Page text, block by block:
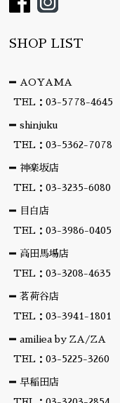
SHOP LIST
AOYAMA
TEL：03-5778-4645
shinjuku
TEL：03-5362-7078
神楽坂店
TEL：03-3235-6080
目白店
TEL：03-3986-0405
高田馬場店
TEL：03-3208-4635
茗荷谷店
TEL：03-3941-1801
amiliea by ZA/ZA
TEL：03-5225-3260
早稲田店